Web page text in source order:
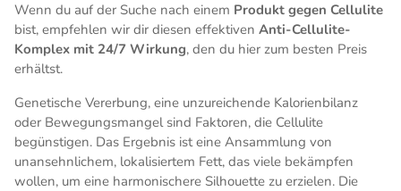
Wenn du auf der Suche nach einem Produkt gegen Cellulite
bist, empfehlen wir dir diesen effektiven Anti-Cellulite-
Komplex mit 24/7 Wirkung, den du hier zum besten Preis
erhältst.
Genetische Vererbung, eine unzureichende Kalorienbilanz
oder Bewegungsmangel sind Faktoren, die Cellulite
begünstigen. Das Ergebnis ist eine Ansammlung von
unansehnlichem, lokalisiertem Fett, das viele bekämpfen
wollen, um eine harmonischere Silhouette zu erzielen. Die